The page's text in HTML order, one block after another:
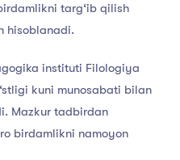
targ‘ib qilish
hisoblanadi.
instituti Filologiya
kuni munosabati bilan
Mazkur tadbirdan
birdamlikni namoyon